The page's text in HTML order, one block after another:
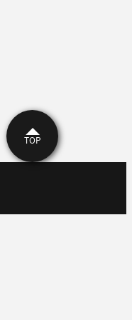
TOP